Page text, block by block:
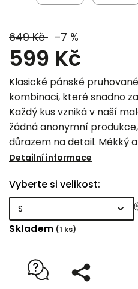
649 Kč –7 %
599 Kč
Klasické pánské
kombinaci, které snadno
Každý kus vzniká v naší
žádná anonymní
důrazem na detail. Měkký
příjemný na těle a obstojí i
Detailní informace
Vyberte si velikost:
Skladem (1 ks)